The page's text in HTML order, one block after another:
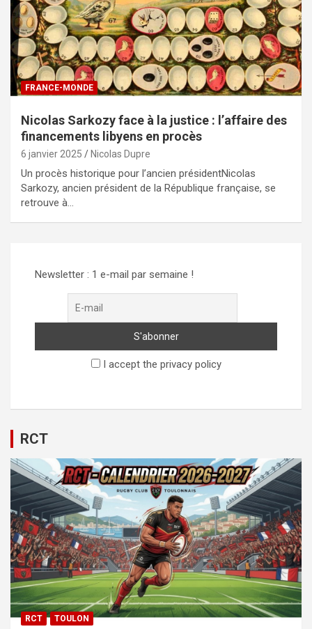
FRANCE-MONDE
Nicolas Sarkozy face à la justice : l’affaire des
financements libyens en procès
6 janvier 2025 Nicolas Dupre
Un procès historique pour l’ancien présidentNicolas
Sarkozy, ancien président de la République française, se
retrouve à…
Newsletter : 1 e-mail par semaine !
I accept the privacy policy
RCT
RCT TOULON